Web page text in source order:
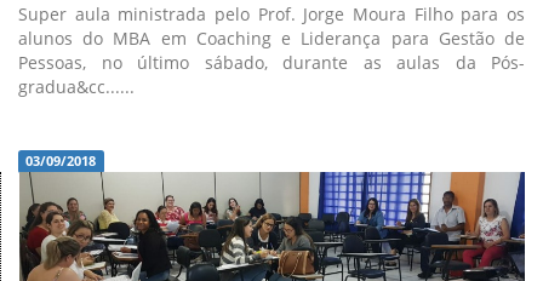
Super aula ministrada pelo Prof. Jorge Moura Filho para os
alunos do MBA em Coaching e Liderança para Gestão de
Pessoas, no último sábado, durante as aulas da Pós-
gradua&cc......
03/09/2018